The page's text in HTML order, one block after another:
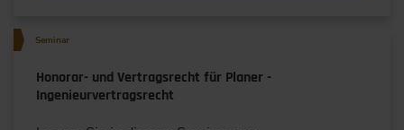
Seminar
Honorar- und Vertragsrecht für Planer -
Ingenieurvertragsrecht